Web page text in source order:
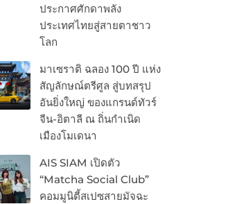
ประกาศศักดาพลัง
ประเทศไทยสู่สายตาชาว
โลก
มาเซราติ ฉลอง 100 ปี แห่ง
สัญลักษณ์ตรีศูล สู่บทสรุป
อันยิ่งใหญ่ ของแกรนด์ทัวร์
จีน-อิตาลี ณ ถิ่นกำเนิด
เมืองโมเดนา
AIS SIAM เปิดตัว
“Matcha Social Club”
คอมมูนิตี้สเปซสายมัจฉะ